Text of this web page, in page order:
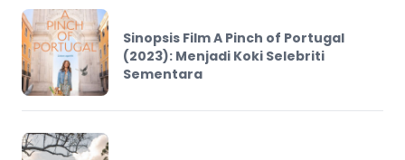
Sinopsis Film A Pinch of Portugal
(2023): Menjadi Koki Selebriti
Sementara